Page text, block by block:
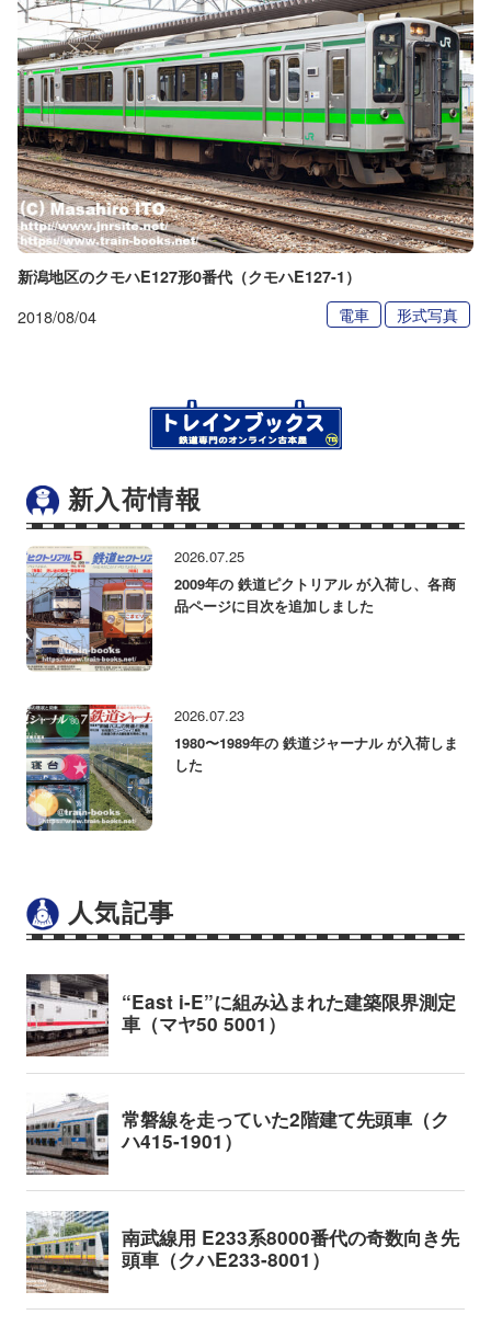
新潟地区のクモハE127形0番代（クモハE127-1）
2018/08/04 電車 形式写真
新入荷情報
2026.07.25
2009年の 鉄道ピクトリアル が入荷し、各商
品ページに目次を追加しました
2026.07.23
1980〜1989年の 鉄道ジャーナル が入荷しま
した
人気記事